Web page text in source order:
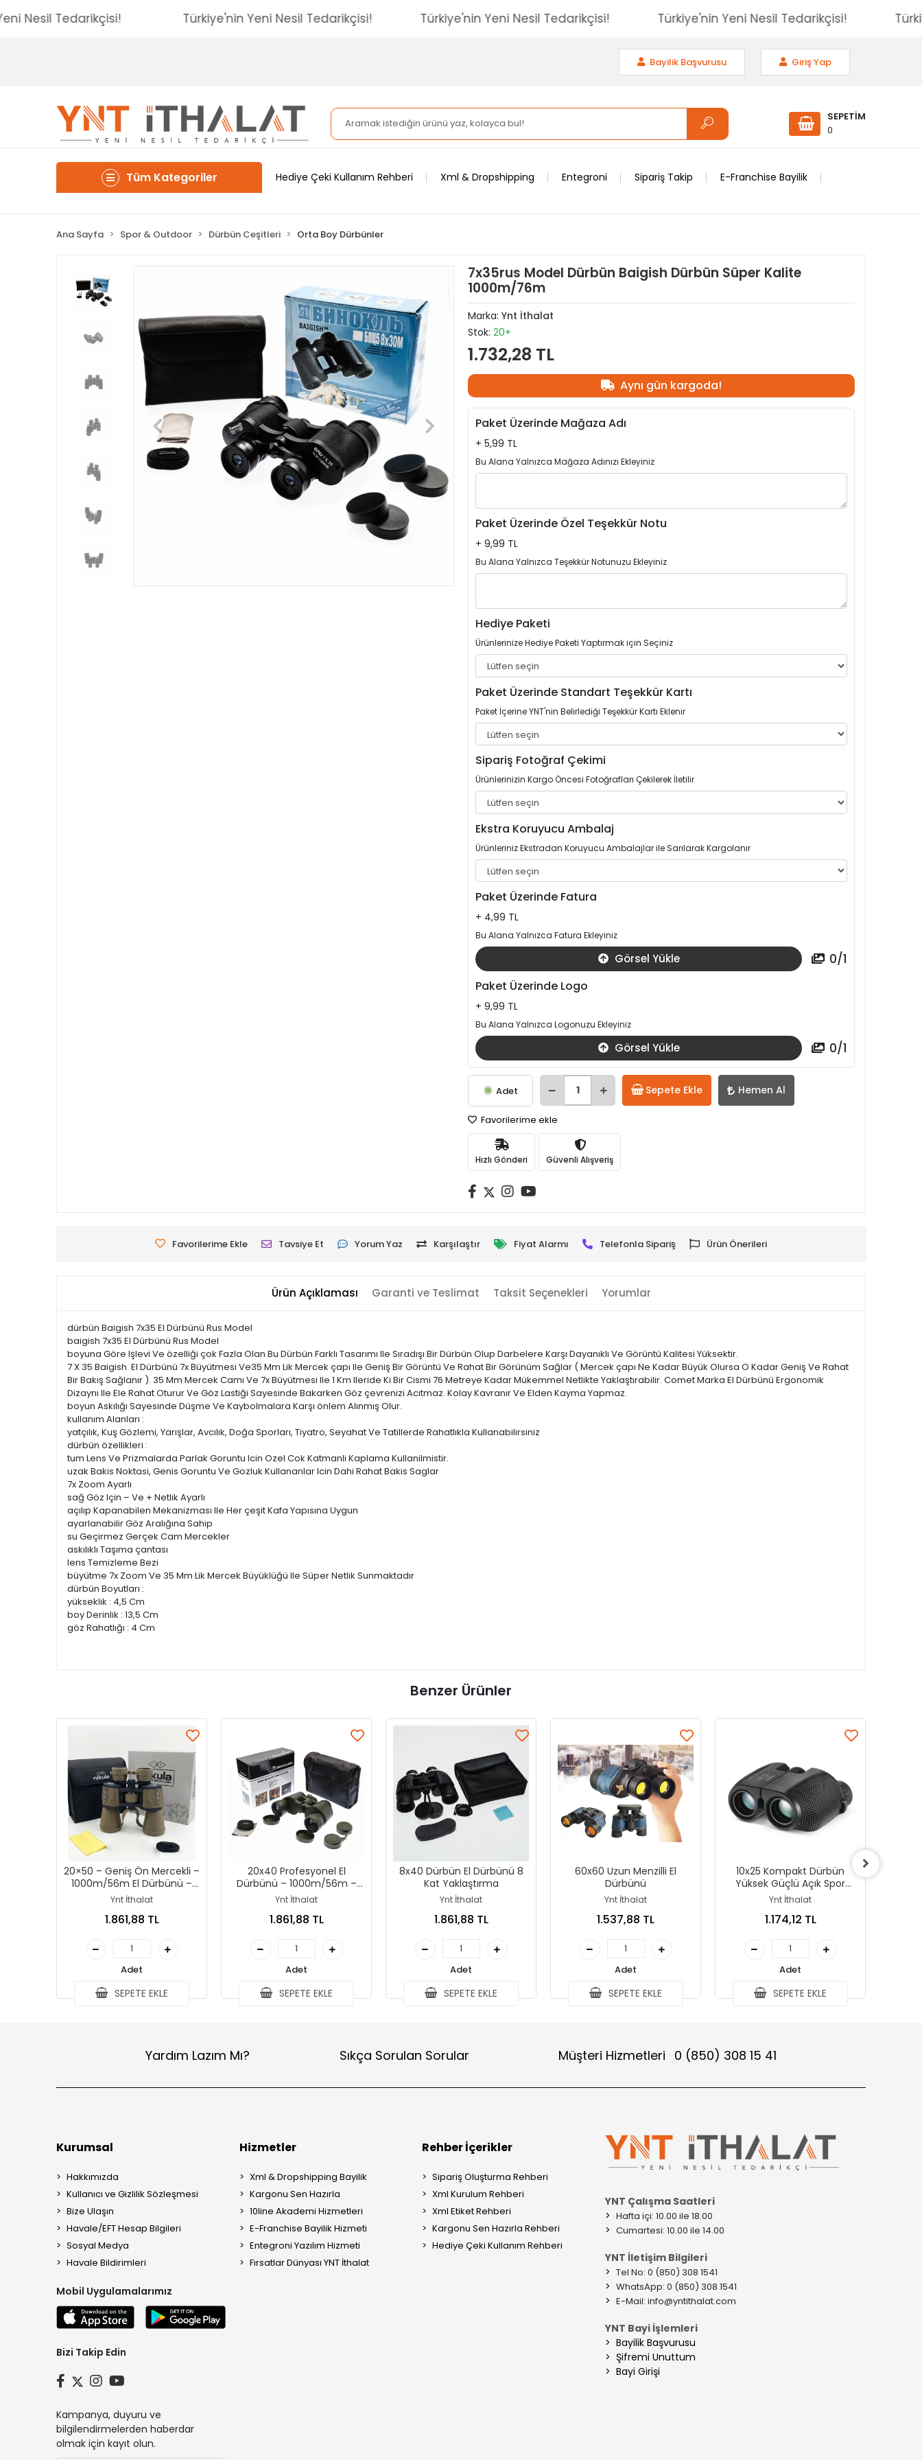
Yeni Nesil Tedarikçisi! Türkiye'nin Yeni Nesil Tedarikçisi! Türkiye'nin Yeni Nesil Tedarikçisi! Türkiye'nin Yeni Nesil Tedarikçisi!
Giriş Yap
Bayilik Başvurusu
SEPETİM
0
Tüm Kategoriler Hediye Çeki Kullanım Rehberi Xml & Dropshipping Entegroni Sipariş Takip E-Franchise Bayilik
Ana Sayfa Spor & Outdoor Dürbün Ceşitleri Orta Boy Dürbünler
7x35rus Model Dürbün Baigish Dürbün Süper Kalite
1000m/76m
Marka: Ynt İthalat
Stok: 20+
1.732,28 TL
Aynı gün kargoda!
Paket Üzerinde Mağaza Adı
+ 5,99 TL
Bu Alana Yalnızca Mağaza Adınızı Ekleyiniz
Paket Üzerinde Özel Teşekkür Notu
+ 9,99 TL
Bu Alana Yalnızca Teşekkür Notunuzu Ekleyiniz
Hediye Paketi
Ürünlerinize Hediye Paketi Yaptırmak için Seçiniz
Paket Üzerinde Standart Teşekkür Kartı
Paket İçerine YNT'nin Belirlediği Teşekkür Kartı Eklenir
Sipariş Fotoğraf Çekimi
Ürünlerinizin Kargo Öncesi Fotoğrafları Çekilerek İletilir
Ekstra Koruyucu Ambalaj
Ürünleriniz Ekstradan Koruyucu Ambalajlar ile Sarılarak Kargolanır
Paket Üzerinde Fatura
+ 4,99 TL
Bu Alana Yalnızca Fatura Ekleyiniz
Görsel Yükle 0/1
Paket Üzerinde Logo
+ 9,99 TL
Bu Alana Yalnızca Logonuzu Ekleyiniz
Görsel Yükle 0/1
Adet Sepete Ekle Hemen Al
Favorilerime ekle
Hızlı Gönderi Güvenli Alışveriş
Favorilerime Ekle Tavsiye Et Yorum Yaz Karşılaştır Fiyat Alarmı Telefonla Sipariş Ürün Önerileri
Ürün Açıklaması Garanti ve Teslimat Taksit Seçenekleri Yorumlar
dürbün Baigish 7x35 El Dürbünü Rus Model
baigish 7x35 El Dürbünü Rus Model
boyuna Göre Işlevi Ve özelliği çok Fazla Olan Bu Dürbün Farklı Tasarımı Ile Sıradışı Bir Dürbün Olup Darbelere Karşı Dayanıklı Ve Görüntü Kalitesi Yüksektir.
7 X 35 Baigish El Dürbünü 7x Büyütmesi Ve35 Mm Lik Mercek çapı Ile Geniş Bir Görüntü Ve Rahat Bir Görünüm Sağlar ( Mercek çapı Ne Kadar Büyük Olursa O Kadar Geniş Ve Rahat
Bir Bakış Sağlanır ). 35 Mm Mercek Camı Ve 7x Büyütmesi Ile 1 Km Ileride Ki Bir Cismi 76 Metreye Kadar Mükemmel Netlikte Yaklaştırabilir. Comet Marka El Dürbünü Ergonomik
Dizaynı Ile Ele Rahat Oturur Ve Göz Lastiği Sayesinde Bakarken Göz çevrenizi Acıtmaz. Kolay Kavranır Ve Elden Kayma Yapmaz.
boyun Askılığı Sayesinde Düşme Ve Kaybolmalara Karşı önlem Alınmış Olur.
kullanım Alanları :
yatçılık, Kuş Gözlemi, Yarışlar, Avcılık, Doğa Sporları, Tiyatro, Seyahat Ve Tatillerde Rahatlıkla Kullanabilirsiniz
dürbün özellikleri :
tum Lens Ve Prizmalarda Parlak Goruntu Icin Ozel Cok Katmanli Kaplama Kullanilmistir.
uzak Bakis Noktasi, Genis Goruntu Ve Gozluk Kullananlar Icin Dahi Rahat Bakis Saglar
7x Zoom Ayarlı
sağ Göz Için – Ve + Netlik Ayarlı
açılıp Kapanabilen Mekanizması Ile Her çeşit Kafa Yapısına Uygun
ayarlanabilir Göz Aralığına Sahip
su Geçirmez Gerçek Cam Mercekler
askılıklı Taşıma çantası
lens Temizleme Bezi
büyütme 7x Zoom Ve 35 Mm Lik Mercek Büyüklüğü Ile Süper Netlik Sunmaktadır
dürbün Boyutları :
yükseklik : 4,5 Cm
boy Derinlik : 13,5 Cm
göz Rahatlığı : 4 Cm
Benzer Ürünler
20×50 – Geniş Ön Mercekli –
1000m/56m El Dürbünü –
Çöl Rengi
Ynt İthalat
1.861,88 TL
Adet
SEPETE EKLE
20x40 Profesyonel El
Dürbünü – 1000m/56m –
Yeşil
Ynt İthalat
1.861,88 TL
Adet
SEPETE EKLE
8x40 Dürbün El Dürbünü 8
Kat Yaklaştırma
Ynt İthalat
1.861,88 TL
Adet
SEPETE EKLE
60x60 Uzun Menzilli El
Dürbünü
Ynt İthalat
1.537,88 TL
Adet
SEPETE EKLE
10x25 Kompakt Dürbün
Yüksek Güçlü Açık Spor
Teleskop Cep Kapsamı
İçin Hediye
Ynt İthalat
1.174,12 TL
Adet
SEPETE EKLE
Yardım Lazım Mı? Sıkça Sorulan Sorular Müşteri Hizmetleri 0 (850) 308 15 41
Kurumsal
Hakkımızda
Kullanıcı ve Gizlilik Sözleşmesi
Bize Ulaşın
Havale/EFT Hesap Bilgileri
Sosyal Medya
Havale Bildirimleri
Mobil Uygulamalarımız
Bizi Takip Edin
Kampanya, duyuru ve
bilgilendirmelerden haberdar
olmak için kayıt olun.
Hizmetler
Xml & Dropshipping Bayilik
Kargonu Sen Hazırla
10line Akademi Hizmetleri
E-Franchise Bayilik Hizmeti
Entegroni Yazılım Hizmeti
Fırsatlar Dünyası YNT İthalat
Rehber İçerikler
Sipariş Oluşturma Rehberi
Xml Kurulum Rehberi
Xml Etiket Rehberi
Kargonu Sen Hazırla Rehberi
Hediye Çeki Kullanım Rehberi
YNT Çalışma Saatleri
> Hafta içi: 10.00 ile 18.00
> Cumartesi: 10.00 ile 14.00
YNT İletişim Bilgileri
> Tel No: 0 (850) 308 1541
> WhatsApp: 0 (850) 308 1541
> E-Mail: info@yntithalat.com
YNT Bayi İşlemleri
> Bayilik Başvurusu
> Şifremi Unuttum
> Bayi Girişi